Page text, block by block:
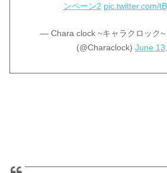
ンペーン2 pic.twitter.com/
— Chara clock ~キャラクロック~
(@Characlock) June